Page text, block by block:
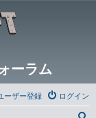
ーラム
ログイン
ーザー登録